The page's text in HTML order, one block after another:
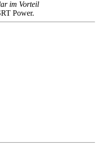
im Vorteil
Power.